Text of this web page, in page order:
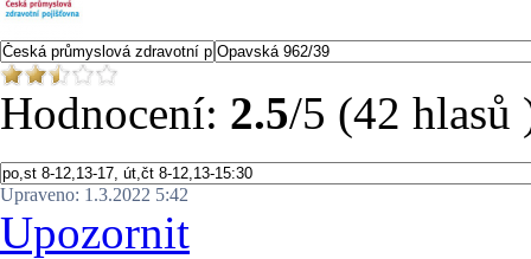
Hodnocení: 2.5/5 (42 hlasů
Upraveno: 1.3.2022 5:42
Upozornit